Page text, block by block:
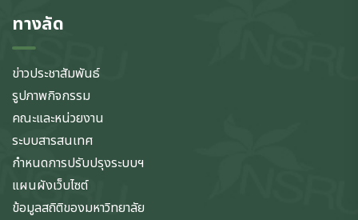
ทางลัด
ข่าวประชาสัมพันธ์
รูปภาพกิจกรรม
คณะและหน่วยงาน
ระบบสารสนเทศ
กำหนดการปรับปรุงระบบฯ
แผนผังเว็บไซต์
ข้อมูลสถิติของมหาวิทยาลัย